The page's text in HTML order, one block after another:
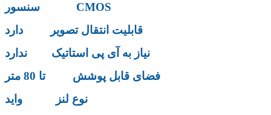
سنسور CMOS
قابلیت انتقال تصویر دارد
نیاز به آی پی استاتیک ندارد
فضای قابل پوشش تا 80 متر
نوع لنز واید